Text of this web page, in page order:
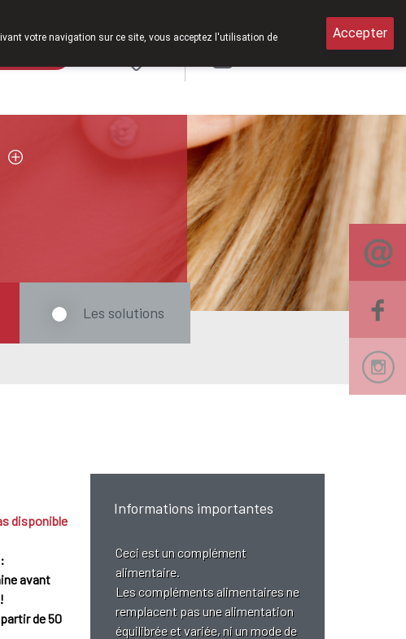
Les solutions
disponible
avant
de 50
Informations importantes
Ceci est un complément
alimentaire.
Les compléments alimentaires ne
remplacent pas une alimentation
équilibrée et variée, ni un mode de
votre navigation sur ce site, vous acceptez l'utilisation de
Accepter